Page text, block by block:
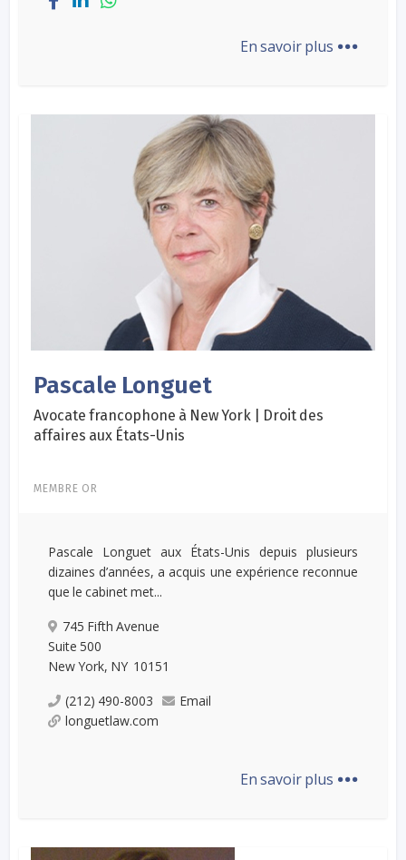
En savoir plus ...
Pascale Longuet
Avocate francophone à New York | Droit des
affaires aux États-Unis
MEMBRE OR
Pascale Longuet aux États-Unis depuis plusieurs
dizaines d’années, a acquis une expérience reconnue
que le cabinet met...
745 Fifth Avenue
Suite 500
New York, NY 10151
(212) 490-8003
Email
longuetlaw.com
En savoir plus ...